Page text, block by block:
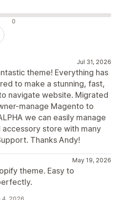
0
Jul 31, 2026
theme! Everything has
to make a stunning, fast,
navigate website. Migrated
manage Magento to
we can easily manage
store with many
Thanks Andy!
May 19, 2026
theme. Easy to